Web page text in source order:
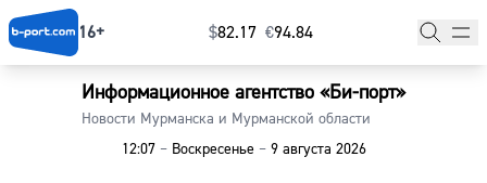
16+ $⁠82.17 €⁠94.84
Информационное агентство «Би-порт»
Новости Мурманска и Мурманской области
12:07 –Воскресенье –9 августа 2026
Главная